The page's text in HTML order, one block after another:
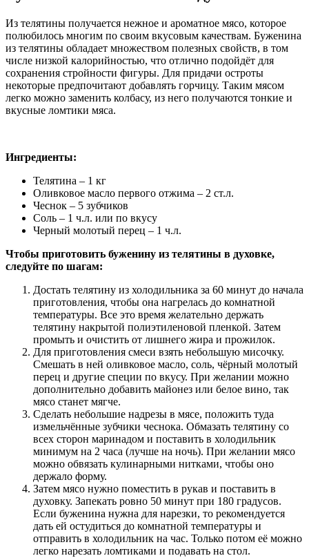
Из телятины получается нежное и ароматное мясо, которое
полюбилось многим по своим вкусовым качествам. Буженина
из телятины обладает множеством полезных свойств, в том
числе низкой калорийностью, что отлично подойдёт для
сохранения стройности фигуры. Для придачи остроты
некоторые предпочитают добавлять горчицу. Таким мясом
легко можно заменить колбасу, из него получаются тонкие и
вкусные ломтики мяса.
Ингредиенты:
Телятина – 1 кг
Оливковое масло первого отжима – 2 ст.л.
Чеснок – 5 зубчиков
Соль – 1 ч.л. или по вкусу
Черный молотый перец – 1 ч.л.
Чтобы приготовить буженину из телятины в духовке,
следуйте по шагам:
Достать телятину из холодильника за 60 минут до начала
приготовления, чтобы она нагрелась до комнатной
температуры. Все это время желательно держать
телятину накрытой полиэтиленовой пленкой. Затем
промыть и очистить от лишнего жира и прожилок.
Для приготовления смеси взять небольшую мисочку.
Смешать в ней оливковое масло, соль, чёрный молотый
перец и другие специи по вкусу. При желании можно
дополнительно добавить майонез или белое вино, так
мясо станет мягче.
Сделать небольшие надрезы в мясе, положить туда
измельчённые зубчики чеснока. Обмазать телятину со
всех сторон маринадом и поставить в холодильник
минимум на 2 часа (лучше на ночь). При желании мясо
можно обвязать кулинарными нитками, чтобы оно
держало форму.
Затем мясо нужно поместить в рукав и поставить в
духовку. Запекать ровно 50 минут при 180 градусов.
Если буженина нужна для нарезки, то рекомендуется
дать ей остудиться до комнатной температуры и
отправить в холодильник на час. Только потом её можно
легко нарезать ломтиками и подавать на стол.